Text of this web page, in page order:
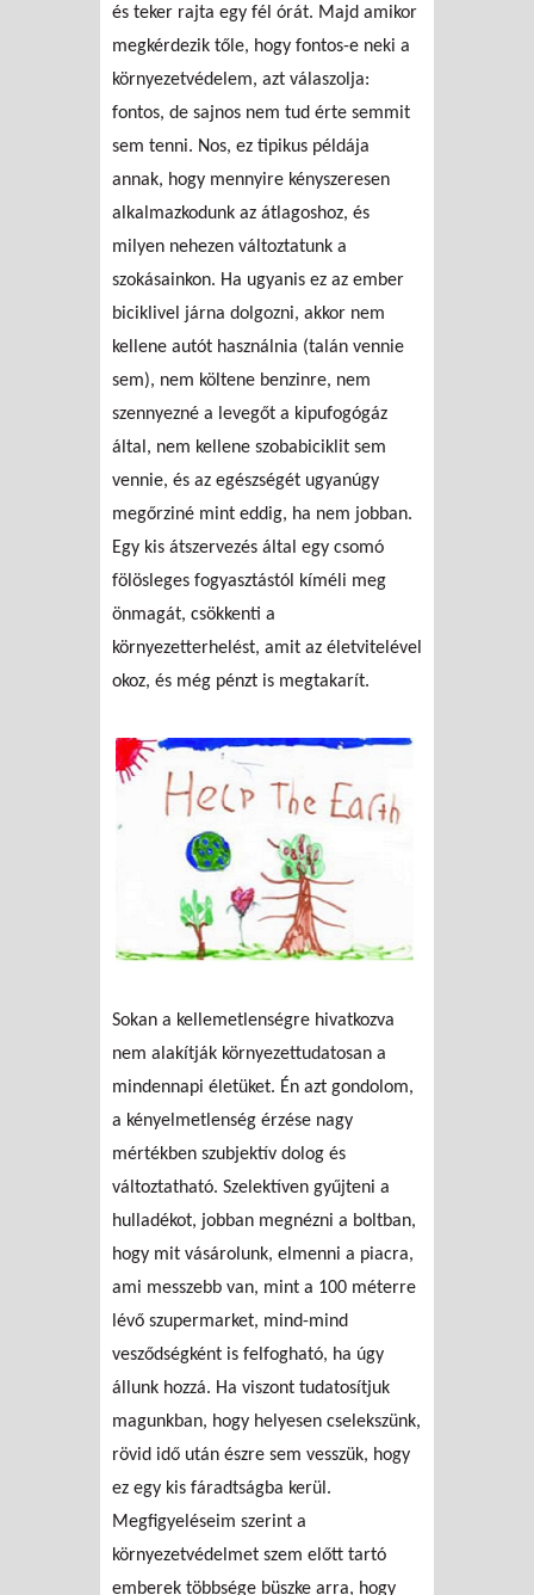
és teker rajta egy fél órát. Majd amikor
megkérdezik tőle, hogy fontos-e neki a
környezetvédelem, azt válaszolja:
fontos, de sajnos nem tud érte semmit
sem tenni. Nos, ez tipikus példája
annak, hogy mennyire kényszeresen
alkalmazkodunk az átlagoshoz, és
milyen nehezen változtatunk a
szokásainkon. Ha ugyanis ez az ember
biciklivel járna dolgozni, akkor nem
kellene autót használnia (talán vennie
sem), nem költene benzinre, nem
szennyezné a levegőt a kipufogógáz
által, nem kellene szobabiciklit sem
vennie, és az egészségét ugyanúgy
megőrziné mint eddig, ha nem jobban.
Egy kis átszervezés által egy csomó
fölösleges fogyasztástól kíméli meg
önmagát, csökkenti a
környezetterhelést, amit az életvitelével
okoz, és még pénzt is megtakarít.
Sokan a kellemetlenségre hivatkozva
nem alakítják környezettudatosan a
mindennapi életüket. Én azt gondolom,
a kényelmetlenség érzése nagy
mértékben szubjektív dolog és
változtatható. Szelektíven gyűjteni a
hulladékot, jobban megnézni a boltban,
hogy mit vásárolunk, elmenni a piacra,
ami messzebb van, mint a 100 méterre
lévő szupermarket, mind-mind
vesződségként is felfogható, ha úgy
állunk hozzá. Ha viszont tudatosítjuk
magunkban, hogy helyesen cselekszünk,
rövid idő után észre sem vesszük, hogy
ez egy kis fáradtságba kerül.
Megfigyeléseim szerint a
környezetvédelmet szem előtt tartó
emberek többsége büszke arra, hogy